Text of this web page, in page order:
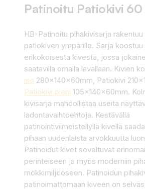
Patinoitu Patiokivi 60
HB-Patinoitu pihakivisarja rakentuu
patiokiven ympärille. Sarja
erikokoisesta kivestä, jossa
saatavilla omalla lavallaan. Kivien
iso 280x140x60mm, Patiokivi
Patiokivi pieni 105x140x60mm.
kivisarja mahdollistaa useita
ladontavaihtoehtoja. Kestävällä
patinointiviimeistellyllä kivellä
pihaan uudenlaista arvokkuutta
Patinoidut kivet soveltuvat
perinteiseen ja myös moderniin
mökkimiljööseen. Patinoidun
patinoimattomaan kiveen on